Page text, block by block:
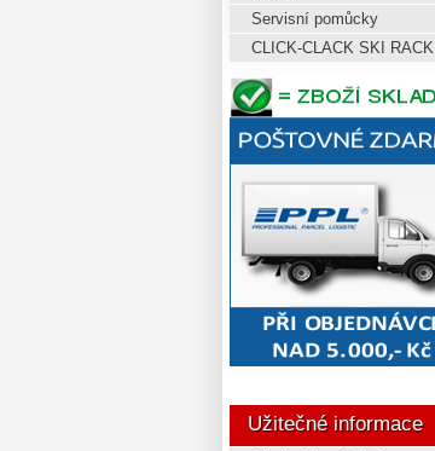
Servisní pomůcky
CLICK-CLACK SKI RACK
Užitečné informace